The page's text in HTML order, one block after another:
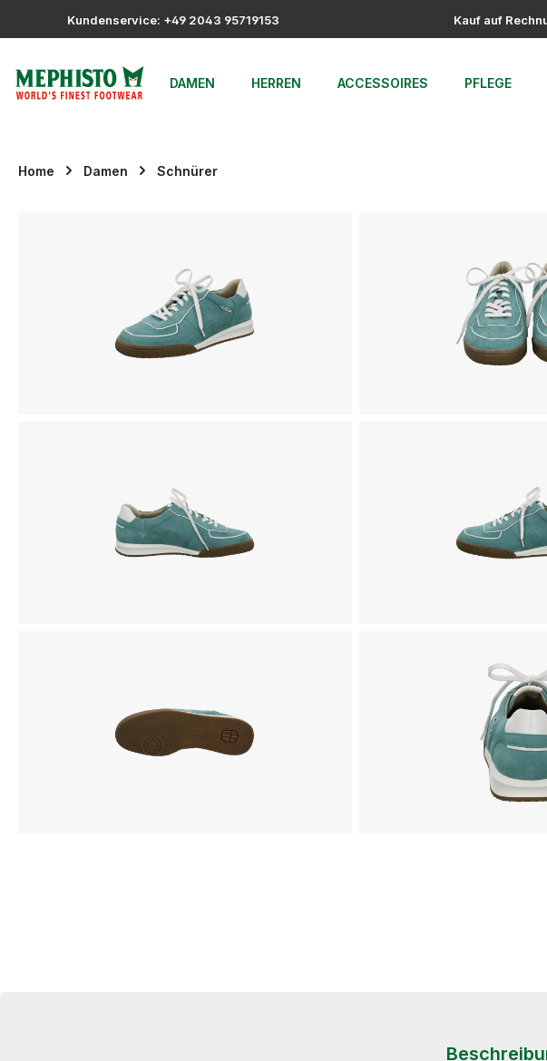
Hauptinhalt springen
Zur Suche springen
Zur Hauptnavigation springen
Kundenservice: +49 2043 95719153 Kauf auf
DAMEN HERREN ACCESSOIRES PFLEGE
Home Damen Schnürer